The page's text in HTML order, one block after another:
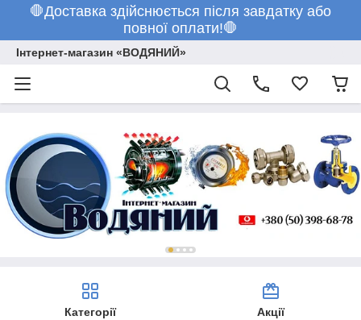
🛑Доставка здійснюється після завдатку або
повної оплати!🛑
Інтернет-магазин «ВОДЯНИЙ»
Категорії Акції